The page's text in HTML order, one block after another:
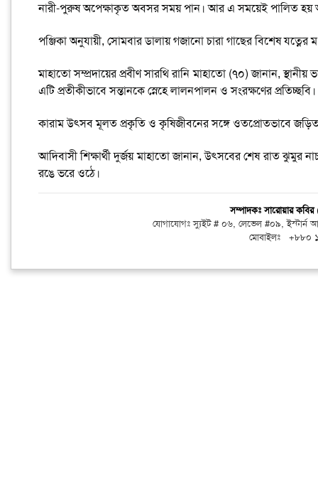
নারী-পুরুষ অপেক্ষাকৃত অবসর সময় পান। আর এ সময়েই পালিত হয়
পঞ্জিকা অনুযায়ী, সোমবার ডালায় গজানো চারা গাছের বিশেষ
মাহাতো সম্প্রদায়ের প্রবীণ সারথি রানি মাহাতো (৭০) জানান,
এটি প্রতীকীভাবে সন্তানকে স্নেহে লালনপালন ও সংরক্ষণের প্রতিচ্ছবি।
কারাম উৎসব মূলত প্রকৃতি ও কৃষিজীবনের সঙ্গে ওতপ্রোতভাবে
আদিবাসী শিক্ষার্থী দুর্জয় মাহাতো জানান, উৎসবের শেষ রাত ঝুমুর
রঙে ভরে ওঠে।
সম্পাদকঃ সারোয়ার
যোগাযোগঃ স্যুইট # ০৬, লেভেল #০৯, ইস্টার্ন
মোবাইলঃ +৮৮০